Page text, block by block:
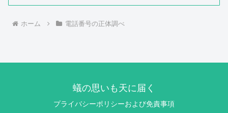
ホーム 電話番号の正体調べ
蟻の思いも天に届く
プライバシーポリシーおよび免責事項